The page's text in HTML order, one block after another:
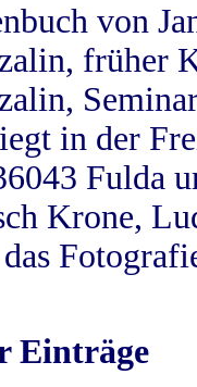
von
früher
in der
Fulda
Krone,
Einträge